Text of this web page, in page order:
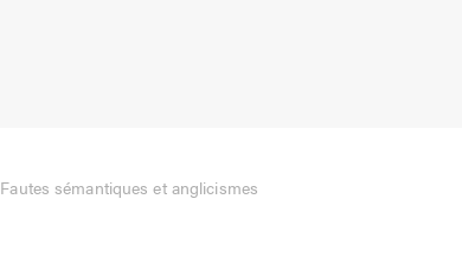
Fautes sémantiques et anglicismes